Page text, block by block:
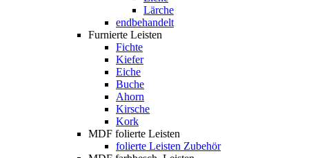
Lärche
endbehandelt
Furnierte Leisten
Fichte
Kiefer
Eiche
Buche
Ahorn
Kirsche
Kork
MDF folierte Leisten
folierte Leisten Zubehör